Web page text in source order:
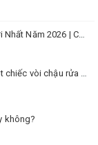
Tiêu chí để có thể lựa chọn được một chiếc vòi chậu rửa mặt Caesar phù hợp
không?